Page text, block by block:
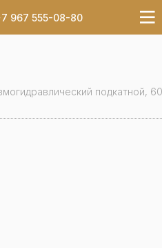
967 555-08-80
подкатной,